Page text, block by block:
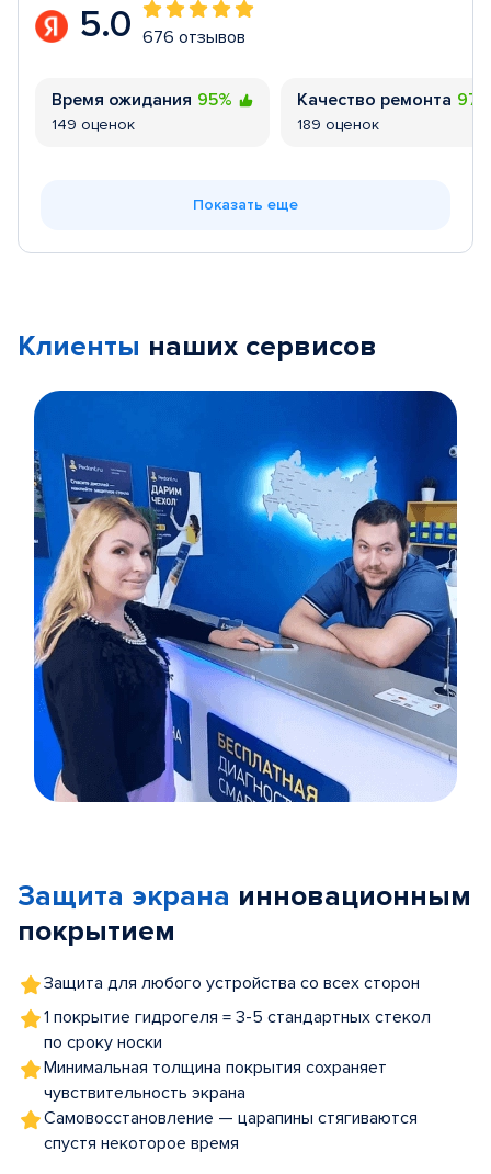
5.0 676 отзывов
Время ожидания 95%
149 оценок
Качество ремонта
189 оценок
Показать еще
Клиенты наших сервисов
5
Защита экрана инновационным
покрытием
Защита для любого устройства со всех сторон
1 покрытие гидрогеля = 3-5 стандартных стекол
по сроку носки
Минимальная толщина покрытия сохраняет
чувствительность экрана
Самовосстановление — царапины стягиваются
спустя некоторое время